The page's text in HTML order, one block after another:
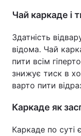
Чай каркаде і
Здатність
відома. Чай
пити всім
знижує тиск в
варто пити
Каркаде як
Каркаде по суті